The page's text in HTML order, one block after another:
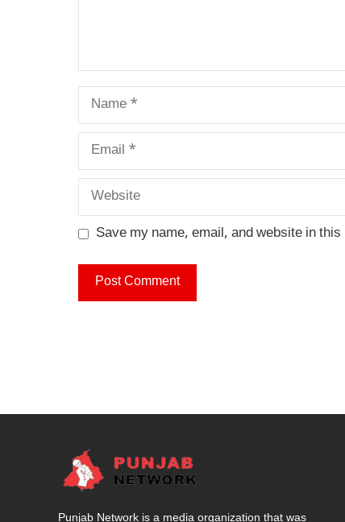
Name
Email
Website
Save my name, email, and website in
Punjab Network is a media organization that was